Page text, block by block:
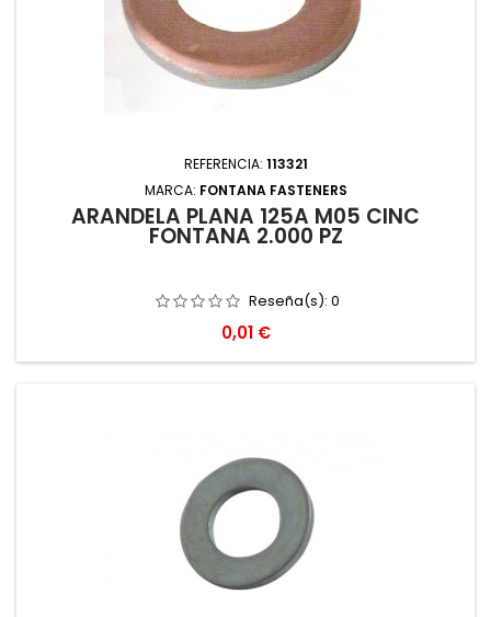
REFERENCIA: 113321
MARCA: FONTANA FASTENERS
ARANDELA PLANA 125A M05 CINC
FONTANA 2.000 PZ
Reseña(s): 0
Precio
0,01 €